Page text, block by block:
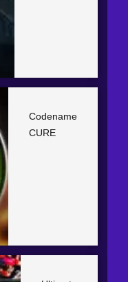
Codename
CURE